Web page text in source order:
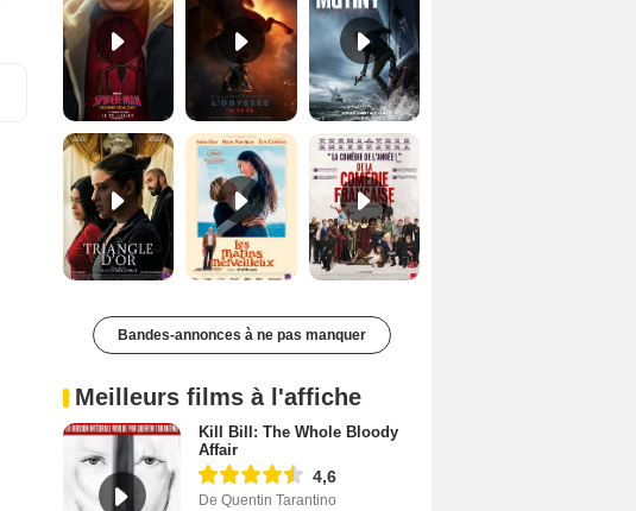
Les Matins merveilleux Bande-annonce VF De la Comédie-Française Teaser VF
Bandes-annonces à ne pas manquer
Meilleurs films à l'affiche
Kill Bill: The Whole Bloody
Affair
4,6
De Quentin Tarantino